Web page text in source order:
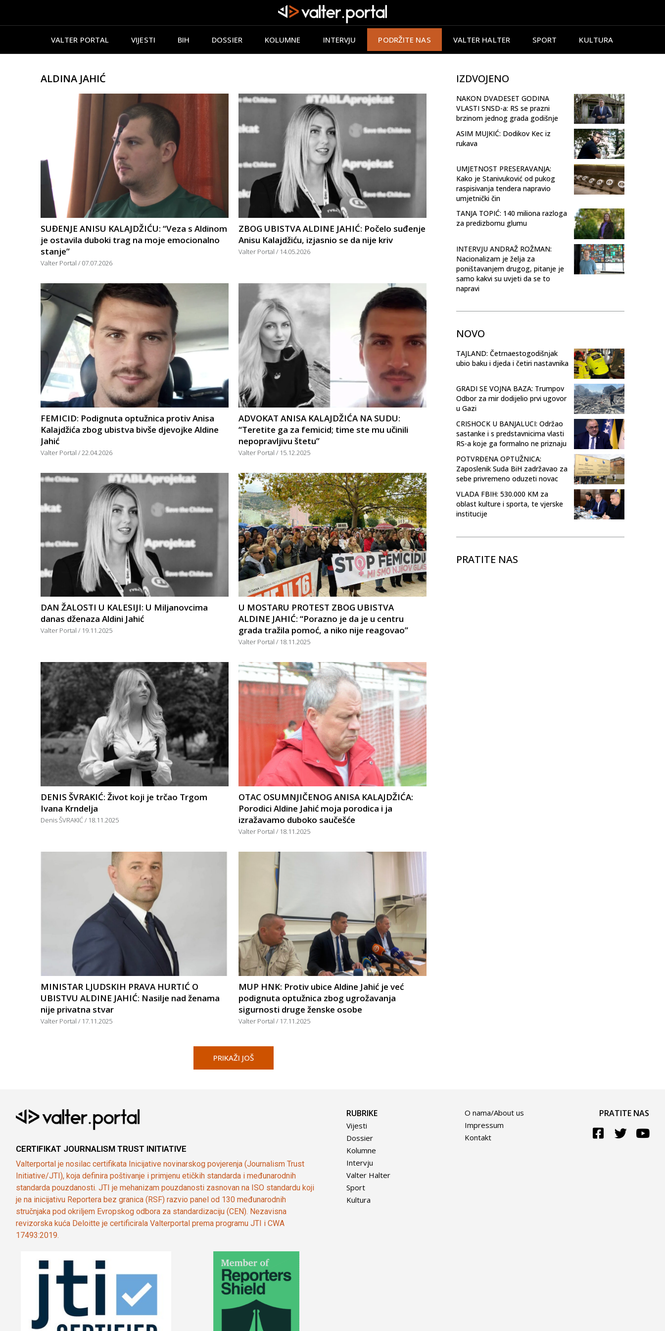
VALTER PORTAL VIJESTI BIH DOSSIER KOLUMNE INTERVJU PODRŽITE NAS VALTER HALTER SPORT KULTURA
ALDINA JAHIĆ
SUĐENJE ANISU KALAJDŽIĆU: “Veza s Aldinom
je ostavila duboki trag na moje emocionalno
stanje”
Valter Portal 07.07.2026
ZBOG UBISTVA ALDINE JAHIĆ: Počelo suđenje
Anisu Kalajdžiću, izjasnio se da nije kriv
Valter Portal 14.05.2026
FEMICID: Podignuta optužnica protiv Anisa
Kalajdžića zbog ubistva bivše djevojke Aldine
Jahić
Valter Portal 22.04.2026
ADVOKAT ANISA KALAJDŽIĆA NA SUDU:
“Teretite ga za femicid; time ste mu učinili
nepopravljivu štetu”
Valter Portal 15.12.2025
DAN ŽALOSTI U KALESIJI: U Miljanovcima
danas dženaza Aldini Jahić
Valter Portal 19.11.2025
U MOSTARU PROTEST ZBOG UBISTVA
ALDINE JAHIĆ: “Porazno je da je u centru
grada tražila pomoć, a niko nije reagovao”
Valter Portal 18.11.2025
DENIS ŠVRAKIĆ: Život koji je trčao Trgom
Ivana Krndelja
Denis ŠVRAKIĆ 18.11.2025
OTAC OSUMNJIČENOG ANISA KALAJDŽIĆA:
Porodici Aldine Jahić moja porodica i ja
izražavamo duboko saučešće
Valter Portal 18.11.2025
MINISTAR LJUDSKIH PRAVA HURTIĆ O
UBISTVU ALDINE JAHIĆ: Nasilje nad ženama
nije privatna stvar
Valter Portal 17.11.2025
MUP HNK: Protiv ubice Aldine Jahić je već
podignuta optužnica zbog ugrožavanja
sigurnosti druge ženske osobe
Valter Portal 17.11.2025
PRIKAŽI JOŠ
IZDVOJENO
NAKON DVADESET GODINA
VLASTI SNSD-a: RS se prazni
brzinom jednog grada godišnje
ASIM MUJKIĆ: Dodikov Kec iz
rukava
UMJETNOST PRESERAVANJA:
Kako je Stanivuković od pukog
raspisivanja tendera napravio
umjetnički čin
TANJA TOPIĆ: 140 miliona razloga
za predizbornu glumu
INTERVJU ANDRAŽ ROŽMAN:
Nacionalizam je želja za
poništavanjem drugog, pitanje je
samo kakvi su uvjeti da se to
napravi
NOVO
TAJLAND: Četrnaestogodišnjak
ubio baku i djeda i četiri nastavnika
GRADI SE VOJNA BAZA: Trumpov
Odbor za mir dodijelio prvi ugovor
u Gazi
CRISHOCK U BANJALUCI: Održao
sastanke i s predstavnicima vlasti
RS-a koje ga formalno ne priznaju
POTVRĐENA OPTUŽNICA:
Zaposlenik Suda BiH zadržavao za
sebe privremeno oduzeti novac
VLADA FBIH: 530.000 KM za
oblast kulture i sporta, te vjerske
institucije
PRATITE NAS
CERTIFIKAT JOURNALISM TRUST INITIATIVE
Valterportal je nosilac certifikata Inicijative novinarskog povjerenja (Journalism Trust
Initiative/JTI), koja definira poštivanje i primjenu etičkih standarda i međunarodnih
standarda pouzdanosti. JTI je mehanizam pouzdanosti zasnovan na ISO standardu koji
je na inicijativu Reportera bez granica (RSF) razvio panel od 130 međunarodnih
stručnjaka pod okriljem Evropskog odbora za standardizaciju (CEN). Nezavisna
revizorska kuća Deloitte je certificirala Valterportal prema programu JTI i CWA
17493:2019.
RUBRIKE
Vijesti
Dossier
Kolumne
Intervju
Valter Halter
Sport
Kultura
O nama/About us
Impressum
Kontakt
PRATITE NAS